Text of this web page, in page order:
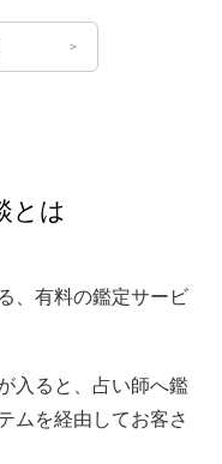
とは
、有料の鑑定サービ
入ると、占い師へ鑑
ムを経由してお客さ